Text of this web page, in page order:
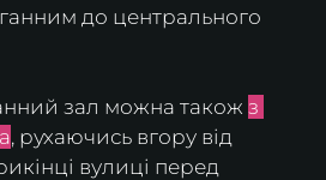
до центрального
зал можна також з
, рухаючись вгору від
вулиці перед